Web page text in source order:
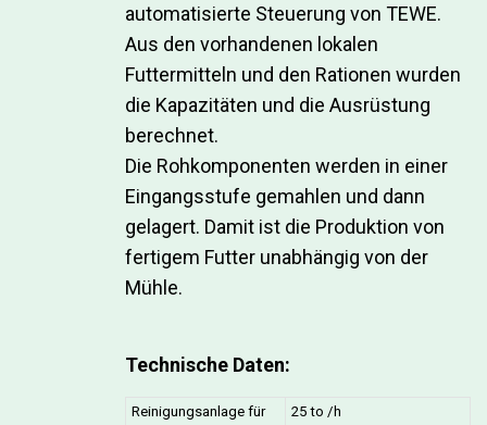
automatisierte Steuerung von TEWE.
Aus den vorhandenen lokalen
Futtermitteln und den Rationen wurden
die Kapazitäten und die Ausrüstung
berechnet.
Die Rohkomponenten werden in einer
Eingangsstufe gemahlen und dann
gelagert. Damit ist die Produktion von
fertigem Futter unabhängig von der
Mühle.
Technische Daten:
Reinigungsanlage für
25 to /h